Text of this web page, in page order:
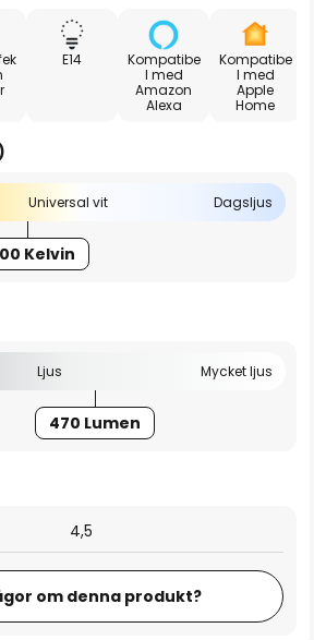
E14
Kompatibe
l med
Amazon
Alexa
Kompatibe
l med
Apple
Home
Universal vit Dagsljus
Kelvin
Ljus Mycket ljus
470 Lumen
4,5
om denna produkt?